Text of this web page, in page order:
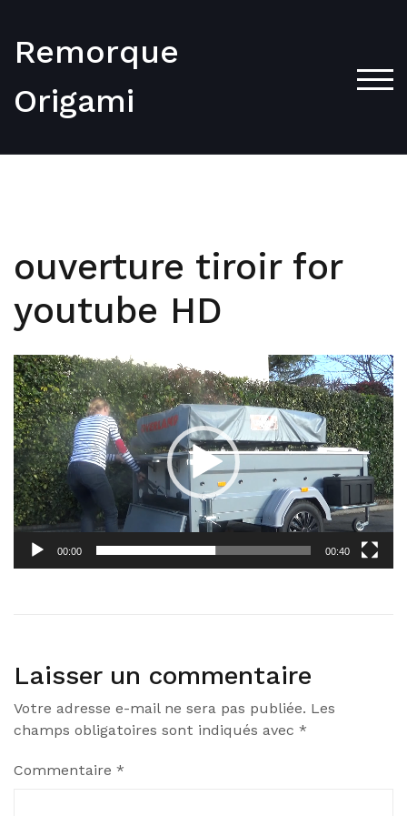
content
Remorque
Origami
ouverture tiroir for
youtube HD
Lecteur
vidéo
00:00 00:40
Laisser un commentaire
Votre adresse e-mail ne sera pas publiée. Les
champs obligatoires sont indiqués avec *
Commentaire *